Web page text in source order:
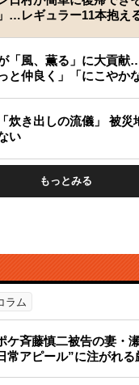
…レギュラー11本抱え
「風、薫る」に大貢献
と仲良く」「にこやか
炊き出しの流儀」 被災
い
もっとみる
ラム
ケ斉藤慎二被告の妻・
常アピール”に注がれる